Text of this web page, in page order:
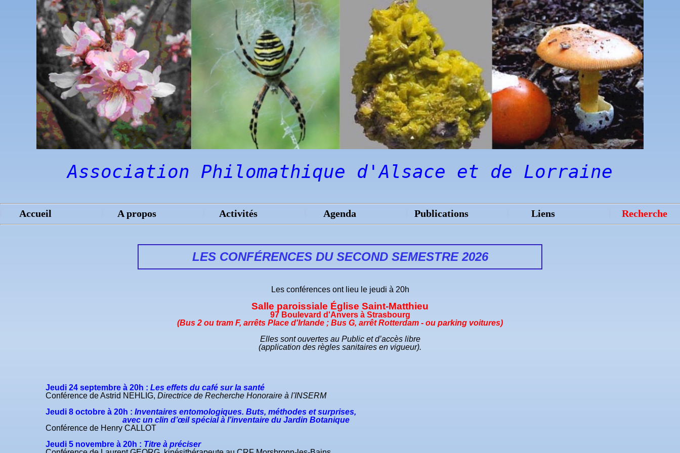
Association Philomathique d'Alsace et de Lorraine
Accueil A propos Activités Agenda Publications Liens Recherche
LES CONFÉRENCES DU SECOND SEMESTRE 2026
Les conférences ont lieu le jeudi à 20h
Salle paroissiale Église Saint-Matthieu
97 Boulevard d'Anvers à Strasbourg
(Bus 2 ou tram F, arrêts Place d'Irlande ; Bus G, arrêt Rotterdam - ou parking voitures)
Elles sont ouvertes au Public et d’accès libre
(application des règles sanitaires en vigueur).
Jeudi 24 septembre à 20h : Les effets du café sur la santé
Conférence de Astrid NEHLIG, Directrice de Recherche Honoraire à l'INSERM
Jeudi 8 octobre à 20h : Inventaires entomologiques. Buts, méthodes et surprises,
avec un clin d’œil spécial à l’inventaire du Jardin Botanique
Conférence de Henry CALLOT
Jeudi 5 novembre à 20h : Titre à préciser